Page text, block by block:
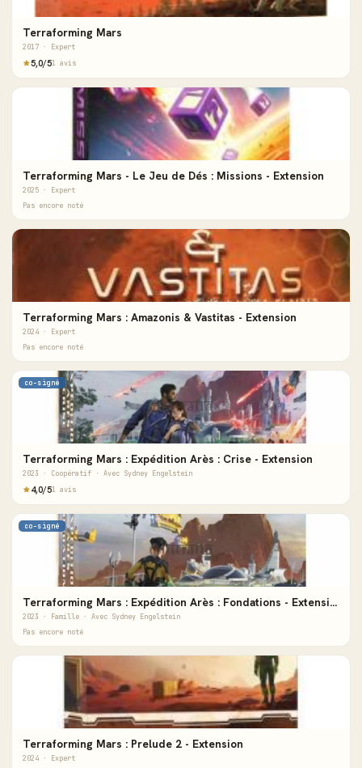
Terraforming Mars
2017 · Expert
5,0/51 avis
Terraforming Mars - Le Jeu de Dés : Missions - Extension
2025 · Expert
Pas encore noté
Terraforming Mars : Amazonis & Vastitas - Extension
2024 · Expert
Pas encore noté
co-signé
Terraforming Mars : Expédition Arès : Crise - Extension
2023 · Coopératif · Avec Sydney Engelstein
4,0/51 avis
co-signé
Terraforming Mars : Expédition Arès : Fondations - Extension
2023 · Famille · Avec Sydney Engelstein
Pas encore noté
Terraforming Mars : Prelude 2 - Extension
2024 · Expert